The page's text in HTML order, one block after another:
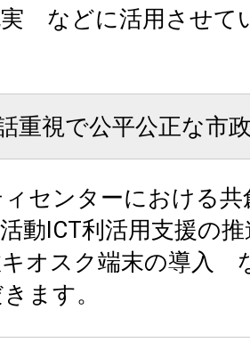
などに活用させて
重視で公平公正な市
センターにおける共
動ICT利活用支援の
キオスク端末の導入
ます。